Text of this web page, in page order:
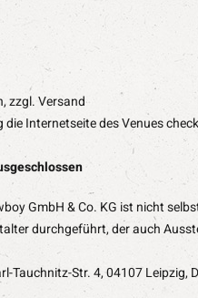
zzgl. Versand
Internetseite des Venues
GmbH & Co. KG ist nicht
durchgeführt, der auch
Tauchnitz-Str. 4, 04107 Leipzig,